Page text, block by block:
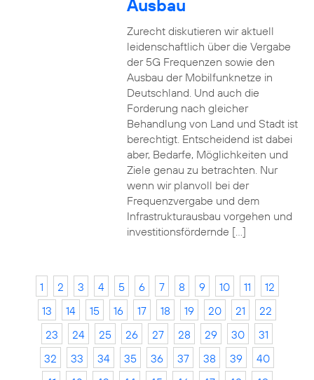
Ausbau
Zurecht diskutieren wir aktuell
leidenschaftlich über die Vergabe
der 5G Frequenzen sowie den
Ausbau der Mobilfunknetze in
Deutschland. Und auch die
Forderung nach gleicher
Behandlung von Land und Stadt ist
berechtigt. Entscheidend ist dabei
aber, Bedarfe, Möglichkeiten und
Ziele genau zu betrachten. Nur
wenn wir planvoll bei der
Frequenzvergabe und dem
Infrastrukturausbau vorgehen und
investitionsfördernde […]
1 2 3 4 5 6 7 8 9 10 11
12
13
14 15 16 17 18 19 20 21
22
23
24 25 26 27 28 29 30
31
32
33 34 35 36 37 38 39
40